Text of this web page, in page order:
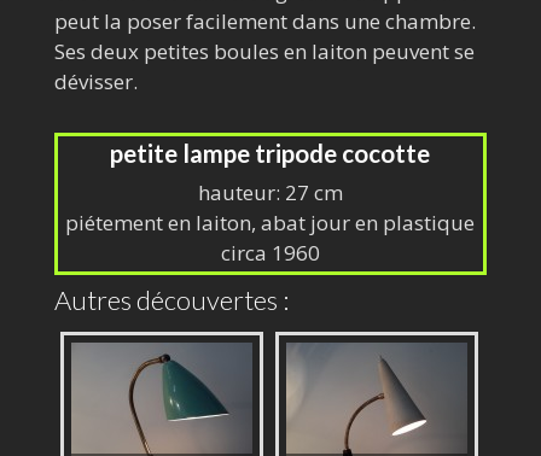
peut la poser facilement dans une chambre.
Ses deux petites boules en laiton peuvent se
dévisser.
petite lampe tripode cocotte
hauteur: 27 cm
piétement en laiton, abat jour en plastique
circa 1960
Autres découvertes :